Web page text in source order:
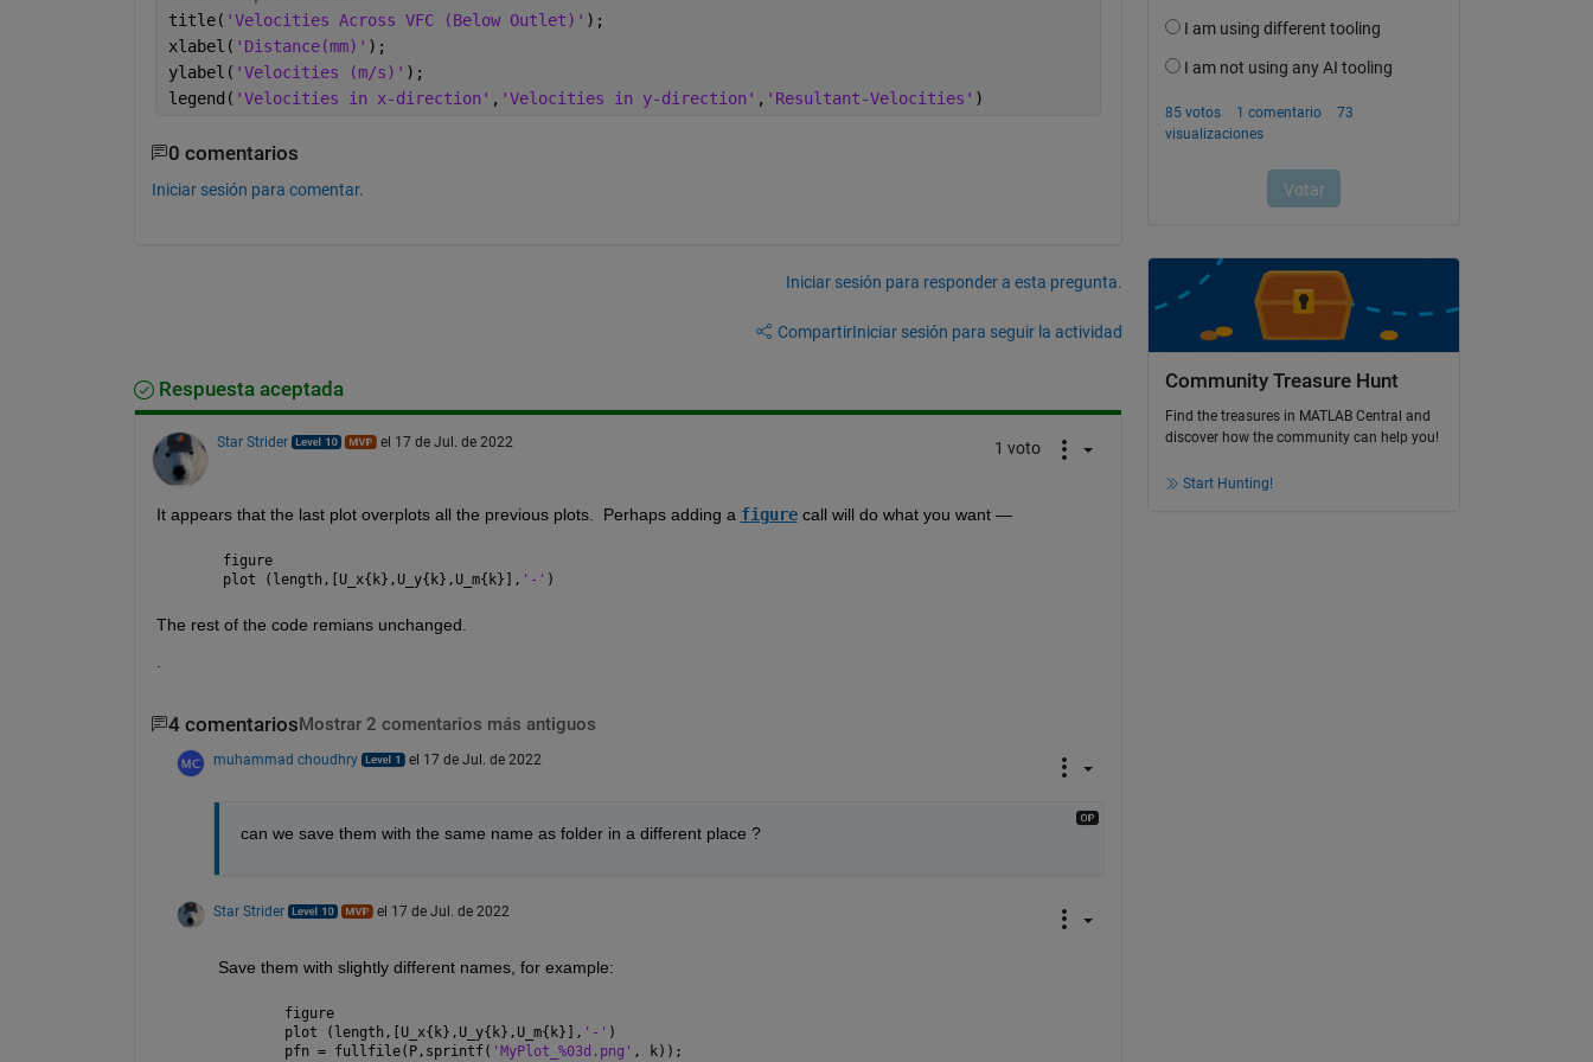
title( 'Velocities Across VFC (Below Outlet)' );
xlabel( 'Distance(mm)' );
ylabel( 'Velocities (m/s)' );
legend( 'Velocities in x-direction' , 'Velocities in y-direction' , 'Resultant-Velocities' )
0 comentarios
Iniciar sesión para comentar.
Iniciar sesión para responder a esta pregunta.
CompartirIniciar sesión para seguir la actividad
Respuesta aceptada
Star Strider el 17 de Jul. de 2022 1 voto
It appears that the last plot overplots all the previous plots.  Perhaps adding a figure call will do what you want —
figure
plot (length,[U_x{k},U_y{k},U_m{k}], '-' )
The rest of the code remians unchanged.
4 comentarios Mostrar 2 comentarios más antiguos
muhammad choudhry el 17 de Jul. de 2022
can we save them with the same name as folder in a different place ?
Star Strider el 17 de Jul. de 2022
Save them with slightly different names, for example:
figure
plot (length,[U_x{k},U_y{k},U_m{k}], '-' )
pfn = fullfile(P,sprintf( 'MyPlot_%03d.png' , k));
Community Treasure Hunt
Find the treasures in MATLAB Central and
discover how the community can help you!
Start Hunting!